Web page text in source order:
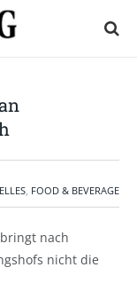
, FOOD & BEVERAGE
nach
nicht die